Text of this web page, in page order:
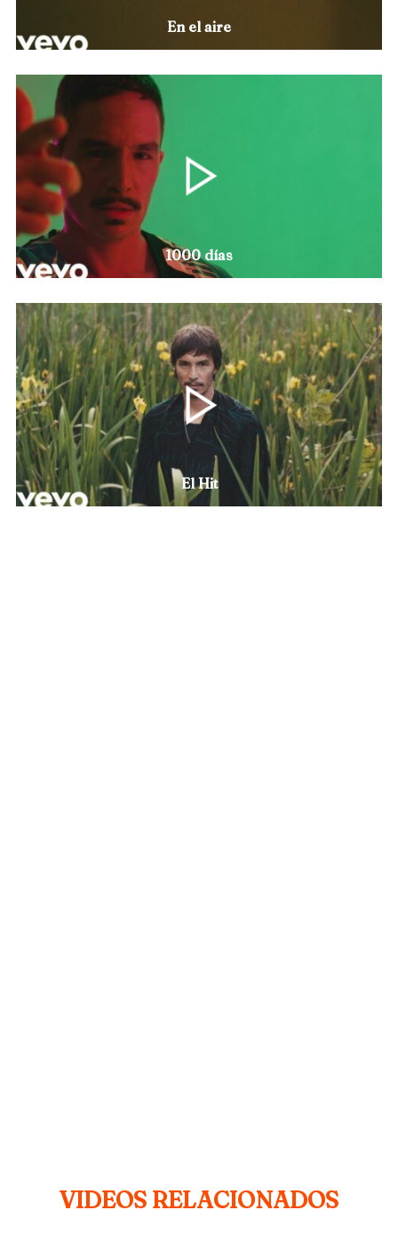
En el aire
1000 días
El Hit
VIDEOS RELACIONADOS